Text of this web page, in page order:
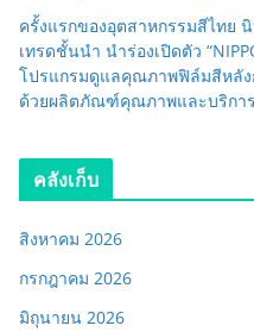
ครั้งแรกของอุตสาหกรรมสีไทย
เทรดชั้นนำ นำร่องเปิดตัว
โปรแกรมดูแลคุณภาพฟิล์มสีหลัง
ด้วยผลิตภัณฑ์คุณภาพและบริกา
คลังเก็บ
สิงหาคม 2026
กรกฎาคม 2026
มิถุนายน 2026